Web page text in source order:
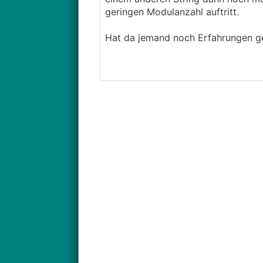
geringen Modulanzahl auftritt.
Hat da jemand noch Erfahrungen